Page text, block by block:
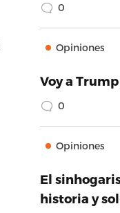
0
Opiniones
Voy a
0
Opiniones
El
historia y